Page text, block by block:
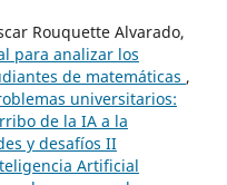
Rouquette Alvarado,
para analizar los
de matemáticas ,
universitarios:
de la IA a la
y desafíos II
Artificial